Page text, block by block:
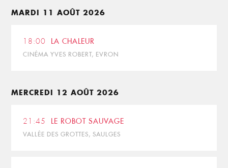
MARDI 11 AOÛT 2026
18:00 LA CHALEUR
CINÉMA YVES ROBERT, EVRON
MERCREDI 12 AOÛT 2026
21:45 LE ROBOT SAUVAGE
VALLÉE DES GROTTES, SAULGES